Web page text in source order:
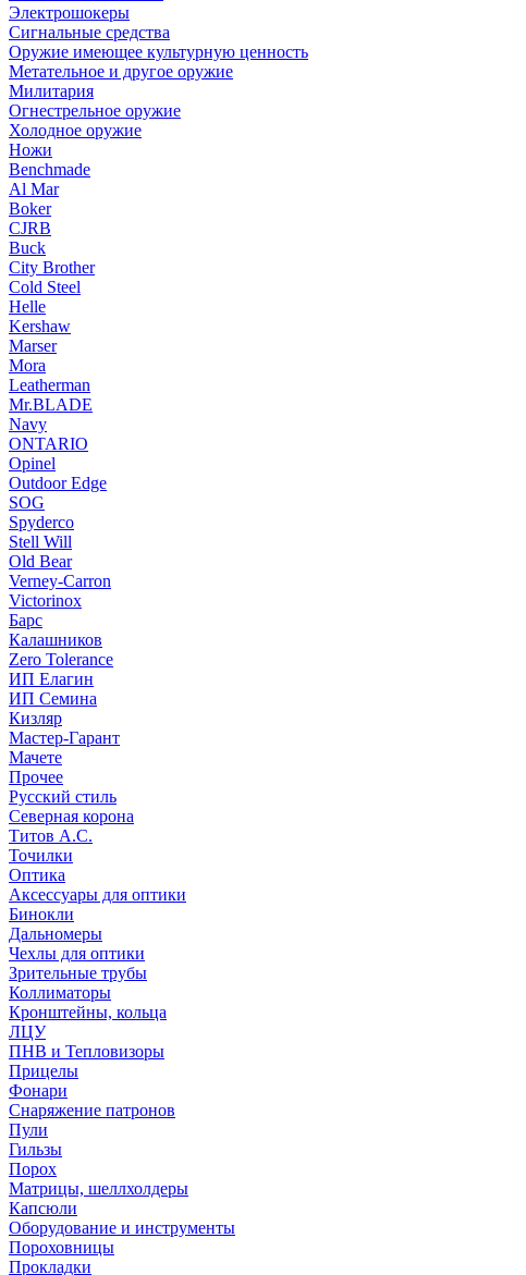
Электрошокеры
Сигнальные средства
Оружие имеющее культурную ценность
Метательное и другое оружие
Милитария
Огнестрельное оружие
Холодное оружие
Ножи
Benchmade
Al Mar
Boker
CJRB
Buck
City Brother
Cold Steel
Helle
Kershaw
Marser
Mora
Leatherman
Mr.BLADE
Navy
ONTARIO
Opinel
Outdoor Edge
SOG
Spyderco
Stell Will
Old Bear
Verney-Carron
Victorinox
Барс
Калашников
Zero Tolerance
ИП Елагин
ИП Семина
Кизляр
Мастер-Гарант
Мачете
Прочее
Русский стиль
Северная корона
Титов А.С.
Точилки
Оптика
Аксессуары для оптики
Бинокли
Дальномеры
Чехлы для оптики
Зрительные трубы
Коллиматоры
Кронштейны, кольца
ЛЦУ
ПНВ и Тепловизоры
Прицелы
Фонари
Снаряжение патронов
Пули
Гильзы
Порох
Матрицы, шеллхолдеры
Капсюли
Оборудование и инструменты
Пороховницы
Прокладки